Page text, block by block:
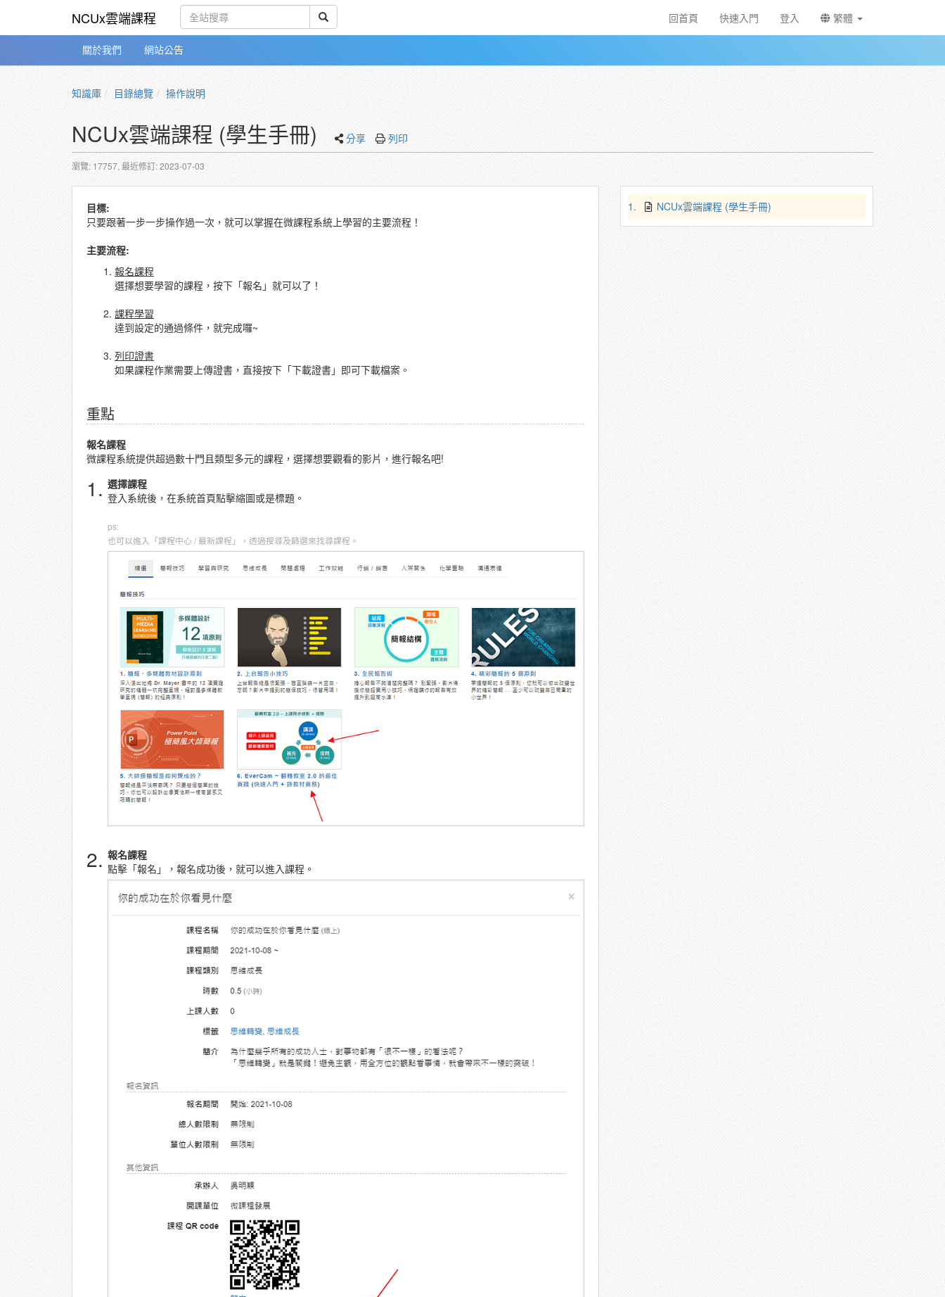
NCUx雲端課程 回首頁 快速入門 登入 繁體
關於我們 網站公告
知識庫 目錄總覽 操作說明
NCUx雲端課程 (學生手冊) 分享 列印
瀏覽: 17757, 最近修訂: 2023-07-03
目標:
只要跟著一步一步操作過一次，就可以掌握在微課程系統上學習的主要流程！
主要流程:
報名課程
選擇想要學習的課程，按下「報名」就可以了！
課程學習
達到設定的通過條件，就完成囉~
列印證書
如果課程作業需要上傳證書，直接按下「下載證書」即可下載檔案。
重點
報名課程
微課程系統提供超過數十門且類型多元的課程，選擇想要觀看的影片，進行報名吧!
1. 選擇課程
登入系統後，在系統首頁點擊縮圖或是標題。
ps:
也可以進入「課程中心 / 最新課程」，透過搜尋及篩選來找尋課程。
2. 報名課程
點擊「報名」，報名成功後，就可以進入課程。
1. NCUx雲端課程 (學生手冊)